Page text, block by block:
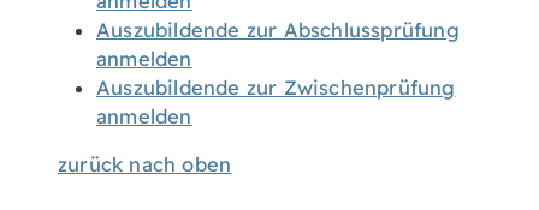
Auszubildende zur Abschlussprüfung
anmelden
Auszubildende zur Zwischenprüfung
anmelden
zurück nach oben